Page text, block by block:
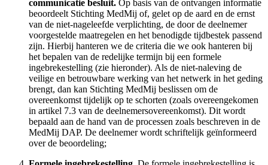
communicatie besluit. Op basis van de ontvangen informatie
beoordeelt Stichting MedMij of, gelet op de aard en de ernst
van de niet-nageleefde verplichting, de door de deelnemer
voorgestelde maatregelen en het benodigde tijdbestek passend
zijn. Hierbij hanteren we de criteria die we ook hanteren bij
het bepalen van de redelijke termijn bij een formele
ingebrekestelling (zie hieronder). Als de niet-naleving de
veilige en betrouwbare werking van het netwerk in het geding
brengt, dan kan Stichting MedMij beslissen om de
overeenkomst tijdelijk op te schorten (zoals overeengekomen
in artikel 7.3 van de deelnemersovereenkomst). Dit wordt
bepaald aan de hand van de processen zoals beschreven in de
MedMij DAP. De deelnemer wordt schriftelijk geïnformeerd
over de beoordeling;